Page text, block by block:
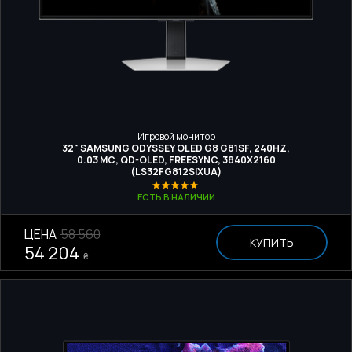
Игровой монитор
32" SAMSUNG ODYSSEY OLED G8 G81SF, 240HZ,
0.03 МС, QD-OLED, FREESYNC, 3840Х2160
(LS32FG812SIXUA)
ЕСТЬ В НАЛИЧИИ
ЦЕНА 58 560
54 204 ₴
КУПИТЬ